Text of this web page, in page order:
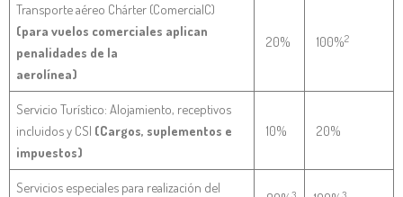
Transporte aéreo Chárter (ComercialC)
(para vuelos comerciales aplican
penalidades de la
aerolínea)
20% 100%2
Servicio Turístico: Alojamiento, receptivos
incluidos y CSI (Cargos, suplementos e
impuestos)
10% 20%
Servicios especiales para realización del